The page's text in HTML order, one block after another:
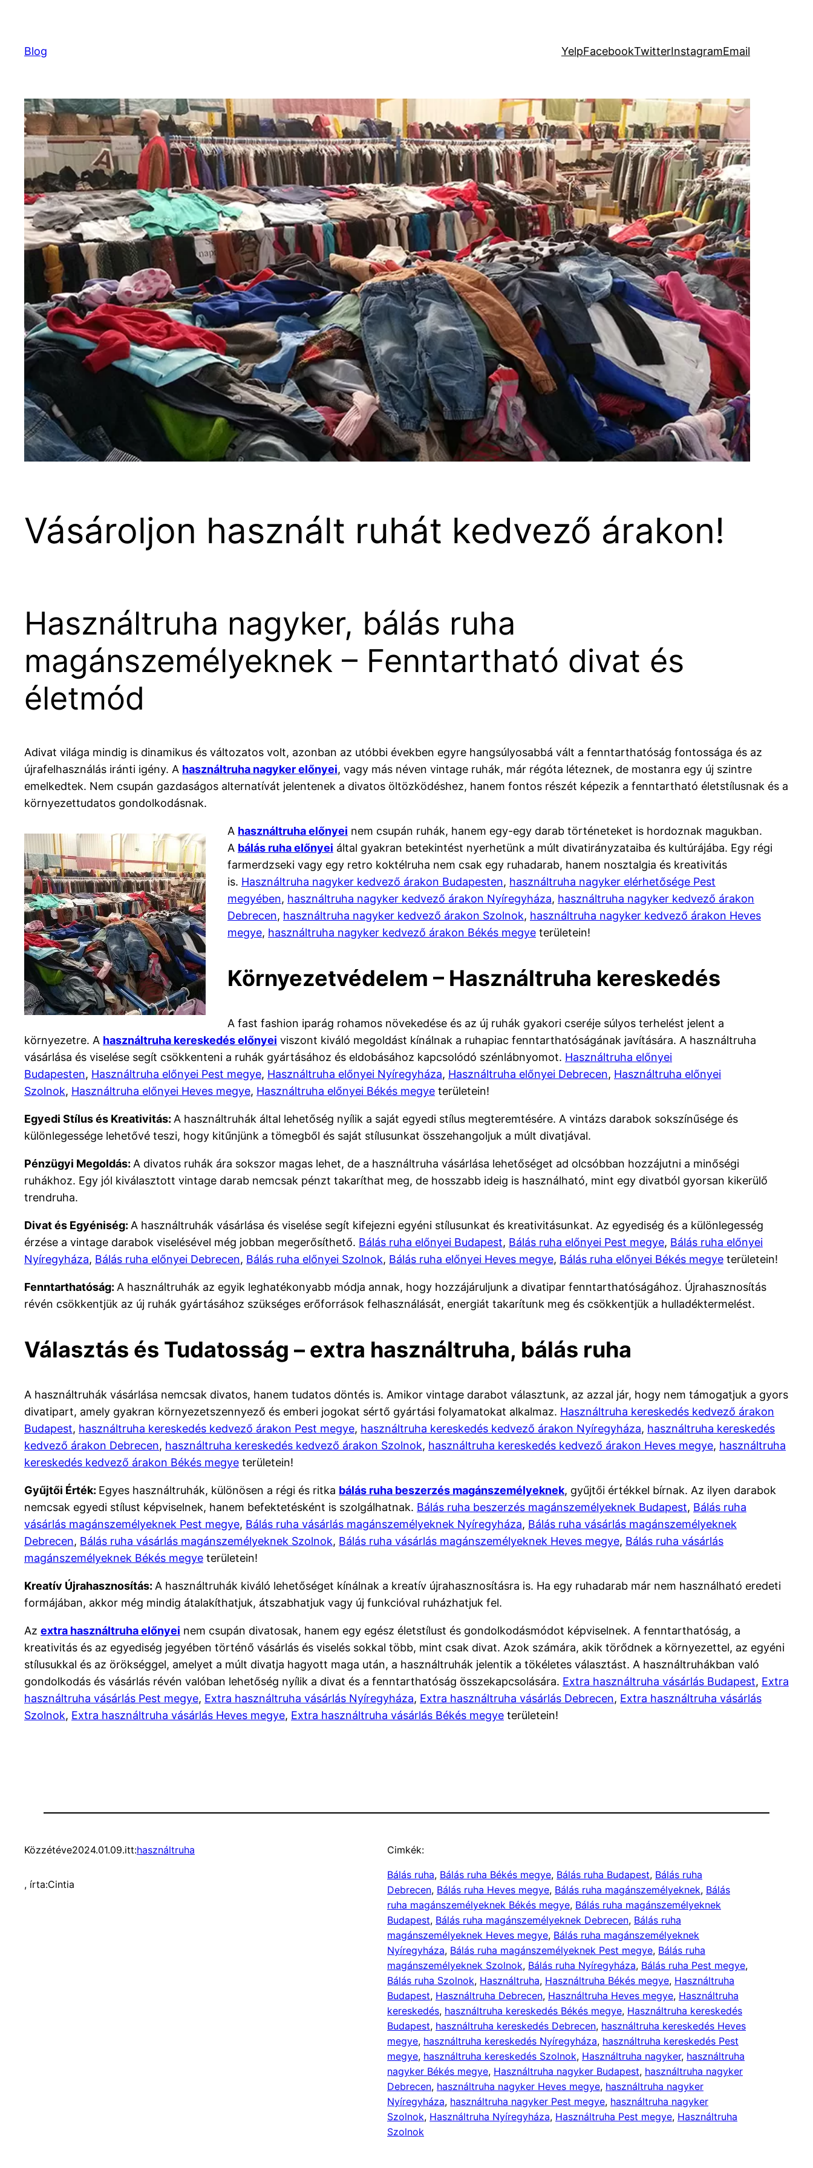
tartalomhoz
Blog YelpFacebookTwitterInstagramEmail
Vásároljon használt ruhát kedvező árakon!
Használtruha nagyker, bálás ruha
magánszemélyeknek – Fenntartható divat és
életmód
Adivat világa mindig is dinamikus és változatos volt, azonban az utóbbi években egyre hangsúlyosabbá vált a fenntarthatóság fontossága és az
újrafelhasználás iránti igény. A használtruha nagyker előnyei, vagy más néven vintage ruhák, már régóta léteznek, de mostanra egy új szintre
emelkedtek. Nem csupán gazdaságos alternatívát jelentenek a divatos öltözködéshez, hanem fontos részét képezik a fenntartható életstílusnak és a
környezettudatos gondolkodásnak.
A használtruha előnyei nem csupán ruhák, hanem egy-egy darab történeteket is hordoznak magukban.
A bálás ruha előnyei által gyakran betekintést nyerhetünk a múlt divatirányzataiba és kultúrájába. Egy régi
farmerdzseki vagy egy retro koktélruha nem csak egy ruhadarab, hanem nosztalgia és kreativitás
is. Használtruha nagyker kedvező árakon Budapesten, használtruha nagyker elérhetősége Pest
megyében, használtruha nagyker kedvező árakon Nyíregyháza, használtruha nagyker kedvező árakon
Debrecen, használtruha nagyker kedvező árakon Szolnok, használtruha nagyker kedvező árakon Heves
megye, használtruha nagyker kedvező árakon Békés megye területein!
Környezetvédelem – Használtruha kereskedés
A fast fashion iparág rohamos növekedése és az új ruhák gyakori cseréje súlyos terhelést jelent a
környezetre. A használtruha kereskedés előnyei viszont kiváló megoldást kínálnak a ruhapiac fenntarthatóságának javítására. A használtruha
vásárlása és viselése segít csökkenteni a ruhák gyártásához és eldobásához kapcsolódó szénlábnyomot. Használtruha előnyei
Budapesten, Használtruha előnyei Pest megye, Használtruha előnyei Nyíregyháza, Használtruha előnyei Debrecen, Használtruha előnyei
Szolnok, Használtruha előnyei Heves megye, Használtruha előnyei Békés megye területein!
Egyedi Stílus és Kreativitás: A használtruhák által lehetőség nyílik a saját egyedi stílus megteremtésére. A vintázs darabok sokszínűsége és
különlegessége lehetővé teszi, hogy kitűnjünk a tömegből és saját stílusunkat összehangoljuk a múlt divatjával.
Pénzügyi Megoldás: A divatos ruhák ára sokszor magas lehet, de a használtruha vásárlása lehetőséget ad olcsóbban hozzájutni a minőségi
ruhákhoz. Egy jól kiválasztott vintage darab nemcsak pénzt takaríthat meg, de hosszabb ideig is használható, mint egy divatból gyorsan kikerülő
trendruha.
Divat és Egyéniség: A használtruhák vásárlása és viselése segít kifejezni egyéni stílusunkat és kreativitásunkat. Az egyediség és a különlegesség
érzése a vintage darabok viselésével még jobban megerősíthető. Bálás ruha előnyei Budapest, Bálás ruha előnyei Pest megye, Bálás ruha előnyei
Nyíregyháza, Bálás ruha előnyei Debrecen, Bálás ruha előnyei Szolnok, Bálás ruha előnyei Heves megye, Bálás ruha előnyei Békés megye területein!
Fenntarthatóság: A használtruhák az egyik leghatékonyabb módja annak, hogy hozzájáruljunk a divatipar fenntarthatóságához. Újrahasznosítás
révén csökkentjük az új ruhák gyártásához szükséges erőforrások felhasználását, energiát takarítunk meg és csökkentjük a hulladéktermelést.
Választás és Tudatosság – extra használtruha, bálás ruha
A használtruhák vásárlása nemcsak divatos, hanem tudatos döntés is. Amikor vintage darabot választunk, az azzal jár, hogy nem támogatjuk a gyors
divatipart, amely gyakran környezetszennyező és emberi jogokat sértő gyártási folyamatokat alkalmaz. Használtruha kereskedés kedvező árakon
Budapest, használtruha kereskedés kedvező árakon Pest megye, használtruha kereskedés kedvező árakon Nyíregyháza, használtruha kereskedés
kedvező árakon Debrecen, használtruha kereskedés kedvező árakon Szolnok, használtruha kereskedés kedvező árakon Heves megye, használtruha
kereskedés kedvező árakon Békés megye területein!
Gyűjtői Érték: Egyes használtruhák, különösen a régi és ritka bálás ruha beszerzés magánszemélyeknek, gyűjtői értékkel bírnak. Az ilyen darabok
nemcsak egyedi stílust képviselnek, hanem befektetésként is szolgálhatnak. Bálás ruha beszerzés magánszemélyeknek Budapest, Bálás ruha
vásárlás magánszemélyeknek Pest megye, Bálás ruha vásárlás magánszemélyeknek Nyíregyháza, Bálás ruha vásárlás magánszemélyeknek
Debrecen, Bálás ruha vásárlás magánszemélyeknek Szolnok, Bálás ruha vásárlás magánszemélyeknek Heves megye, Bálás ruha vásárlás
magánszemélyeknek Békés megye területein!
Kreatív Újrahasznosítás: A használtruhák kiváló lehetőséget kínálnak a kreatív újrahasznosításra is. Ha egy ruhadarab már nem használható eredeti
formájában, akkor még mindig átalakíthatjuk, átszabhatjuk vagy új funkcióval ruházhatjuk fel.
Az extra használtruha előnyei nem csupán divatosak, hanem egy egész életstílust és gondolkodásmódot képviselnek. A fenntarthatóság, a
kreativitás és az egyediség jegyében történő vásárlás és viselés sokkal több, mint csak divat. Azok számára, akik törődnek a környezettel, az egyéni
stílusukkal és az örökséggel, amelyet a múlt divatja hagyott maga után, a használtruhák jelentik a tökéletes választást. A használtruhákban való
gondolkodás és vásárlás révén valóban lehetőség nyílik a divat és a fenntarthatóság összekapcsolására. Extra használtruha vásárlás Budapest, Extra
használtruha vásárlás Pest megye, Extra használtruha vásárlás Nyíregyháza, Extra használtruha vásárlás Debrecen, Extra használtruha vásárlás
Szolnok, Extra használtruha vásárlás Heves megye, Extra használtruha vásárlás Békés megye területein!
Közzétéve2024.01.09.itt:használtruha
, írta:Cintia
Cimkék:
Bálás ruha, Bálás ruha Békés megye, Bálás ruha Budapest, Bálás ruha
Debrecen, Bálás ruha Heves megye, Bálás ruha magánszemélyeknek, Bálás
ruha magánszemélyeknek Békés megye, Bálás ruha magánszemélyeknek
Budapest, Bálás ruha magánszemélyeknek Debrecen, Bálás ruha
magánszemélyeknek Heves megye, Bálás ruha magánszemélyeknek
Nyíregyháza, Bálás ruha magánszemélyeknek Pest megye, Bálás ruha
magánszemélyeknek Szolnok, Bálás ruha Nyíregyháza, Bálás ruha Pest megye
Bálás ruha Szolnok, Használtruha, Használtruha Békés megye, Használtruha
Budapest, Használtruha Debrecen, Használtruha Heves megye, Használtruha
kereskedés, használtruha kereskedés Békés megye, Használtruha kereskedés
Budapest, használtruha kereskedés Debrecen, használtruha kereskedés Heves
megye, használtruha kereskedés Nyíregyháza, használtruha kereskedés Pest
megye, használtruha kereskedés Szolnok, Használtruha nagyker, használtruha
nagyker Békés megye, Használtruha nagyker Budapest, használtruha nagyker
Debrecen, használtruha nagyker Heves megye, használtruha nagyker
Nyíregyháza, használtruha nagyker Pest megye, használtruha nagyker
Szolnok, Használtruha Nyíregyháza, Használtruha Pest megye, Használtruha
Szolnok